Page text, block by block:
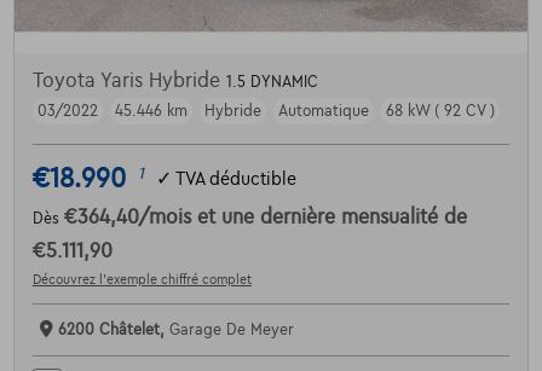
Toyota Yaris Hybride 1.5 DYNAMIC
03/2022
45.446 km Hybride Automatique 68 kW ( 92 CV )
€18.990 1 ✓ TVA déductible
Dès €364,40/mois et une dernière mensualité de
€5.111,90
Découvrez l’exemple chiffré complet
6200 Châtelet, Garage De Meyer